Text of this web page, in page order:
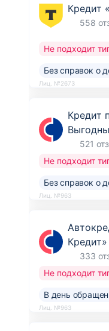
Кредит
558
Не подходит
Без справок о
Лиц. №2673
Кредит
521
Не подходит
Без справок о
Лиц. №963
Кредит»
333
Не подходит
В день
Лиц. №963